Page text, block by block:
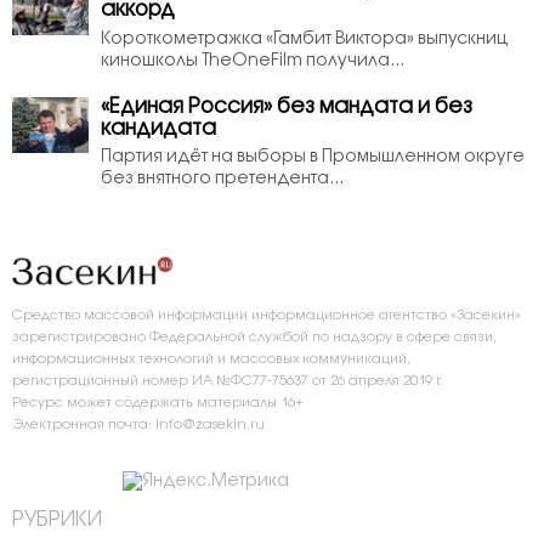
аккорд
Короткометражка «Гамбит Виктора» выпускниц
киношколы TheOneFilm получила...
«Единая Россия» без мандата и без
кандидата
Партия идёт на выборы в Промышленном округе
без внятного претендента...
Средство массовой информации информационное агентство «Засекин»
зарегистрировано Федеральной службой по надзору в сфере связи,
информационных технологий и массовых коммуникаций,
регистрационный номер ИА №ФС77-75637 от 26 апреля 2019 г.
Ресурс может содержать материалы 16+
Электронная почта: info@zasekin.ru
РУБРИКИ